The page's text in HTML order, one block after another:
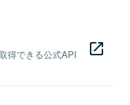
得できる公式API